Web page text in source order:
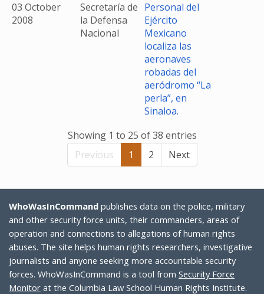
03 October
2008
Secretaría de
la Defensa
Nacional
Personal del
Ejército
Mexicano
localiza las
aeronaves
robadas del
aeródromo “La
perla”, en
Sinaloa.
Showing 1 to 25 of 38 entries
Previous
1 2 Next
WhoWasInCommand publishes data on the police, military
and other security force units, their commanders, areas of
operation and connections to allegations of human rights
abuses. The site helps human rights researchers, investigative
journalists and anyone seeking more accountable security
forces. WhoWasInCommand is a tool from Security Force
Monitor at the Columbia Law School Human Rights Institute.